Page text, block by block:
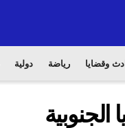
وقضايا رياضة دولية